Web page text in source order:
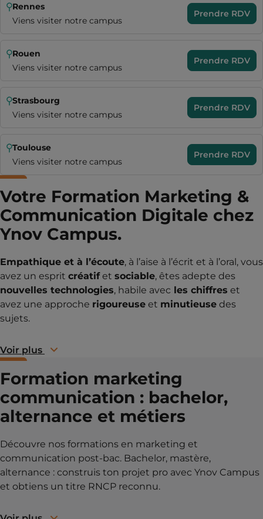
Rennes
Viens visiter notre campus
Prendre RDV
Rouen
Viens visiter notre campus
Prendre RDV
Strasbourg
Viens visiter notre campus
Prendre RDV
Toulouse
Viens visiter notre campus
Prendre RDV
Votre Formation Marketing &
Communication Digitale chez
Ynov Campus.
Empathique et à l’écoute, à l’aise à l’écrit et à l’oral, vous
avez un esprit créatifet sociable, êtes adepte des
nouvelles technologies, habile avec les chiffres et
avez une approche rigoureuse et minutieuse des
sujets.
Voir plus
Formation marketing
communication : bachelor,
alternance et métiers
Découvre nos formations en marketing et
communication post-bac. Bachelor, mastère,
alternance : construis ton projet pro avec Ynov Campus
et obtiens un titre RNCP reconnu.